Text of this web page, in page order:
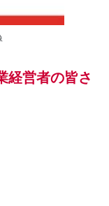
経営者の皆さ